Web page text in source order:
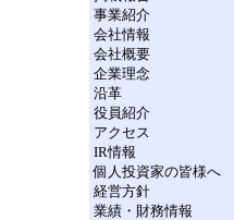
事業紹介
会社情報
会社概要
企業理念
沿革
役員紹介
アクセス
IR情報
個人投資家の皆様へ
経営方針
業績・財務情報